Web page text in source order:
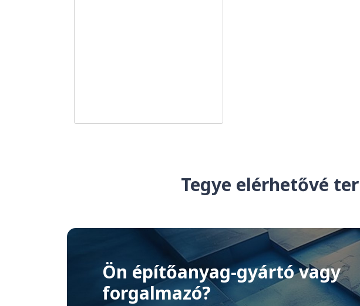
Tegye elérhetővé
Ön építőanyag-gyártó vagy
forgalmazó?